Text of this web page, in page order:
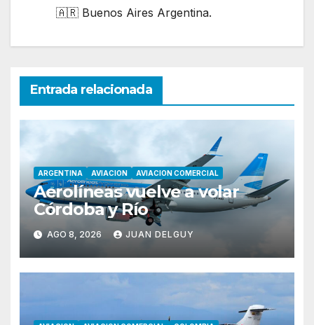
🇦🇷 Buenos Aires Argentina.
Entrada relacionada
ARGENTINA AVIACION AVIACION COMERCIAL
Aerolíneas vuelve a volar
Córdoba y Río
AGO 8, 2026 JUAN DELGUY